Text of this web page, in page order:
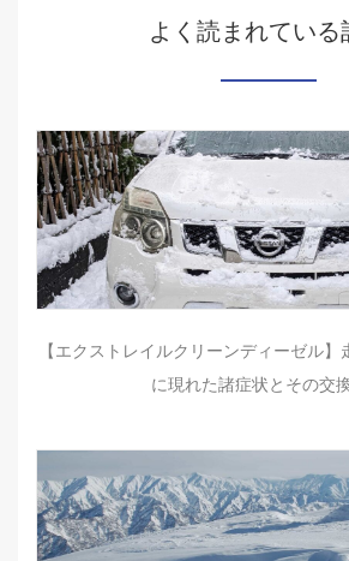
よく読まれている
【エクストレイルクリーンディーゼル
に現れた諸症状とその交